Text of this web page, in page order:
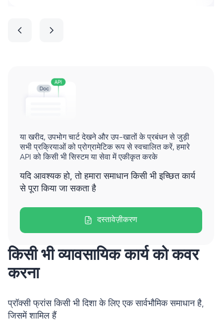
या खरीद, उपभोग चार्ट देखने और उप-खातों के प्रबंधन से जुड़ी
सभी प्रक्रियाओं को प्रोग्रामेटिक रूप से स्वचालित करें, हमारे
API को किसी भी सिस्टम या सेवा में एकीकृत करके
यदि आवश्यक हो, तो हमारा समाधान किसी भी इच्छित कार्य
से पूरा किया जा सकता है
दस्तावेज़ीकरण
किसी भी व्यावसायिक कार्य को कवर
करना
प्रॉक्सी फ्रांस किसी भी दिशा के लिए एक सार्वभौमिक समाधान है,
जिसमें शामिल हैं